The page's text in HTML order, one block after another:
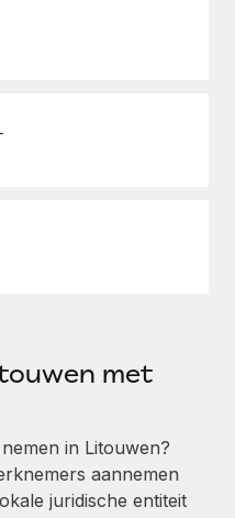
met
in Litouwen?
aannemen
juridische entiteit